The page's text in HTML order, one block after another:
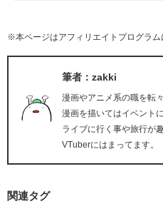
※本ページはアフィリエイトプログラ
筆者：zakki
漫画やアニメ系の職を転
漫画を描いてはイベント
ライブに行く事や旅行が
VTuberにはまってます。
関連タグ